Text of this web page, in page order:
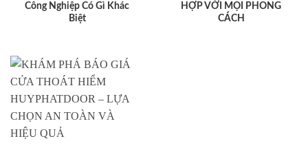
Công Nghiệp Có Gì Khác
Biệt
HỢP VỚI MỌI PHONG
CÁCH